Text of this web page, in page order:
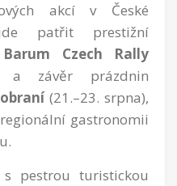
akcí v České
patřit prestižní
Barum Czech Rally
a závěr prázdnin
(21.–23. srpna),
gastronomii
pestrou turistickou